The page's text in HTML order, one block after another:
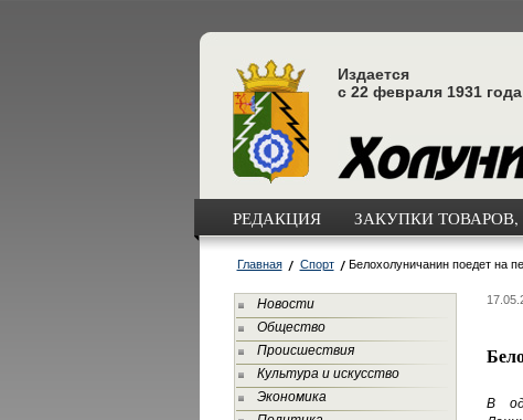
Издается
с 22 февраля 1931 года
РЕДАКЦИЯ ЗАКУПКИ ТОВАРОВ,
Главная Спорт Белохолуничанин поедет на
Новости
Общество
Происшествия
Культура и искусство
Экономика
В